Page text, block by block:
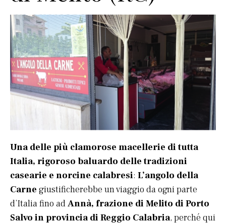
Una delle più clamorose macellerie di tutta
Italia, rigoroso baluardo delle tradizioni
casearie e norcine calabresi: L’angolo della
Carne giustificherebbe un viaggio da ogni parte
d’Italia fino adAnnà, frazione di Melito di Porto
Salvo in provincia di Reggio Calabria, perché qui